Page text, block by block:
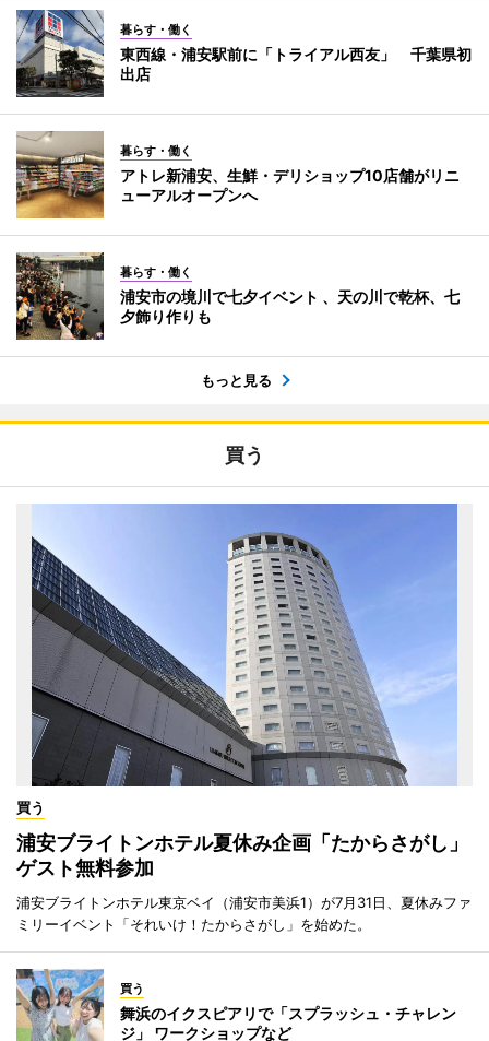
暮らす・働く
東西線・浦安駅前に「トライアル西友」 千葉県初
出店
暮らす・働く
アトレ新浦安、生鮮・デリショップ10店舗がリニ
ューアルオープンへ
暮らす・働く
浦安市の境川で七夕イベント 、天の川で乾杯、七
夕飾り作りも
もっと見る
買う
買う
浦安ブライトンホテル夏休み企画「たからさがし」
ゲスト無料参加
浦安ブライトンホテル東京ベイ（浦安市美浜1）が7月31日、夏休みファ
ミリーイベント「それいけ！たからさがし」を始めた。
買う
舞浜のイクスピアリで「スプラッシュ・チャレン
ジ」 ワークショップなど